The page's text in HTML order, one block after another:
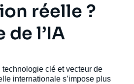
réelle ?
l’IA
clé et vecteur de
internationale s’impose plus